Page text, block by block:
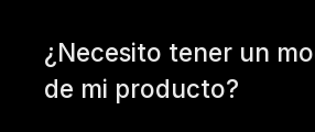
¿Necesito tener un
de mi producto?